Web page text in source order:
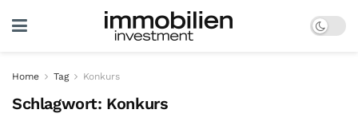
Home Tag Konkurs
Schlagwort: Konkurs